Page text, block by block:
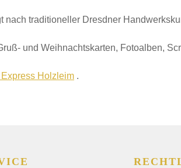
nach traditioneller Dresdner
und Weihnachtskarten, Fotoalben,
Holzleim .